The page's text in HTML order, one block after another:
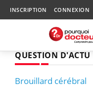
INSCRIPTION CONNEXION
QUESTION D'ACTU
Brouillard cérébral